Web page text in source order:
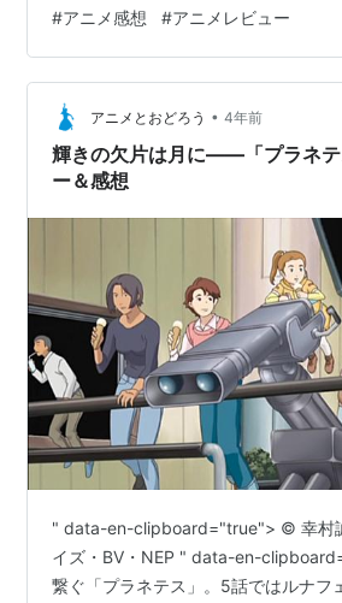
#アニメ感想 #アニメレビュー
アニメとおどろう • 4年前
輝きの欠片は月に――「プラネ
ー＆感想
" data-en-clipboard="true"> © 幸村
イズ・BV・NEP " data-en-
繋ぐ「プラネテス」。5話ではルナフ